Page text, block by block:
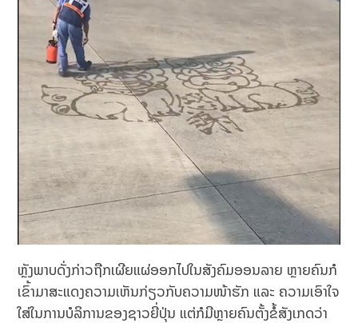
ຫຼັງພາບດັ່ງກ່າວຖືກເຜີຍແຜ່ອອກໄປໃນສັງຄົມອອນລາຍ ຫຼາຍຄົນກໍ
ເຂົ້າມາສະແດງຄວາມເຫັນກ່ຽວກັບຄວາມໜ້າຮັກ ແລະ ຄວາມເອົາໃຈ
ໃສ່ໃນການບໍລິການຂອງຊາວຍີ່ປຸ່ນ ແຕ່ກໍມີຫຼາຍຄົນຕັ້ງຂໍ້ສັງເກດວ່າ